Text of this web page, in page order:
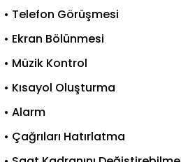
• Telefon Görüşmesi
• Ekran Bölünmesi
• Müzik Kontrol
• Kısayol Oluşturma
• Alarm
• Çağrıları Hatırlatma